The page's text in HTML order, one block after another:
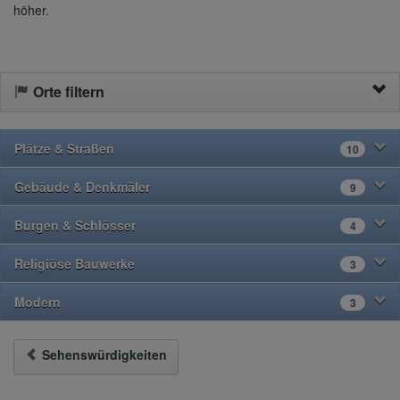
höher.
Orte filtern
Plätze & Straßen 10
Gebäude & Denkmäler 9
Burgen & Schlösser 4
Religiöse Bauwerke 3
Modern 3
Sehenswürdigkeiten